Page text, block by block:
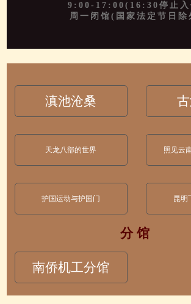
9:00-17:00(16:30停止入
周一闭馆(国家法定节日除
滇池沧桑
天龙八部的世界 照见云
护国运动与护国门 昆明
分 馆
南侨机工分馆